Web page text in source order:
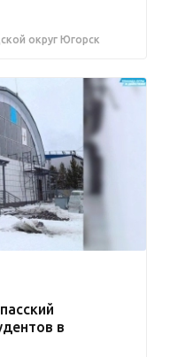
округ Югорск
в